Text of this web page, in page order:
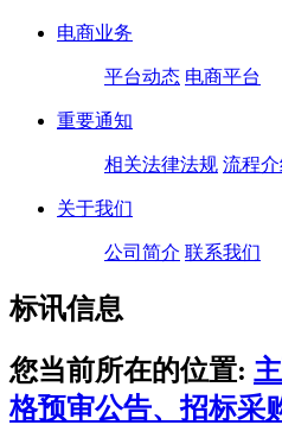
电商业务
平台动态 电商平台
重要通知
相关法律法规 流程
关于我们
公司简介 联系我们
标讯信息
您当前所在的位置:
格预审公告、招标采